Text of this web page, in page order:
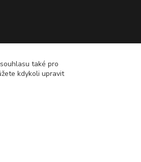
také pro
kdykoli upravit